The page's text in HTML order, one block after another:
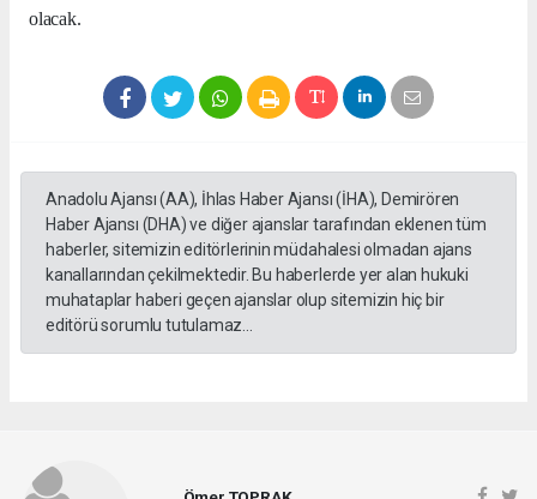
olacak.
Anadolu Ajansı (AA), İhlas Haber Ajansı (İHA), Demirören
Haber Ajansı (DHA) ve diğer ajanslar tarafından eklenen tüm
haberler, sitemizin editörlerinin müdahalesi olmadan ajans
kanallarından çekilmektedir. Bu haberlerde yer alan hukuki
muhataplar haberi geçen ajanslar olup sitemizin hiç bir
editörü sorumlu tutulamaz...